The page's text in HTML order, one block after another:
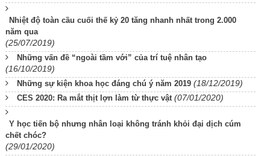
Nhiệt độ toàn cầu cuối thế kỷ 20 tăng nhanh nhất trong 2.000
năm qua
(25/07/2019)
Những vấn đề “ngoài tầm với” của trí tuệ nhân tạo
(16/10/2019)
Những sự kiện khoa học đáng chú ý năm 2019 (18/12/2019)
CES 2020: Ra mắt thịt lợn làm từ thực vật (07/01/2020)
Y học tiến bộ nhưng nhân loại không tránh khỏi đại dịch cúm
chết chóc?
(29/01/2020)